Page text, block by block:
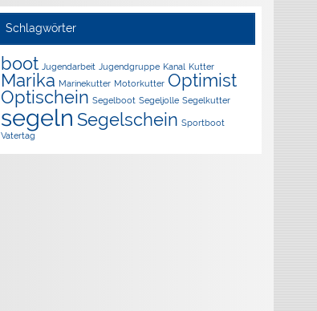
Schlagwörter
boot Jugendarbeit Jugendgruppe Kanal Kutter
Marika Marinekutter Motorkutter Optimist
Optischein Segelboot Segeljolle Segelkutter
segeln Segelschein Sportboot
Vatertag